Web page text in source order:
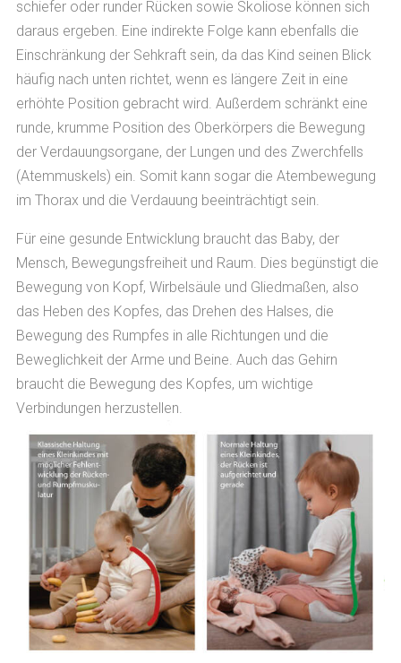
schiefer oder runder Rücken sowie Skoliose können sich
daraus ergeben. Eine indirekte Folge kann ebenfalls die
Einschränkung der Sehkraft sein, da das Kind seinen Blick
häufig nach unten richtet, wenn es längere Zeit in eine
erhöhte Position gebracht wird. Außerdem schränkt eine
runde, krumme Position des Oberkörpers die Bewegung
der Verdauungsorgane, der Lungen und des Zwerchfells
(Atemmuskels) ein. Somit kann sogar die Atembewegung
im Thorax und die Verdauung beeinträchtigt sein.
Für eine gesunde Entwicklung braucht das Baby, der
Mensch, Bewegungsfreiheit und Raum. Dies begünstigt die
Bewegung von Kopf, Wirbelsäule und Gliedmaßen, also
das Heben des Kopfes, das Drehen des Halses, die
Bewegung des Rumpfes in alle Richtungen und die
Beweglichkeit der Arme und Beine. Auch das Gehirn
braucht die Bewegung des Kopfes, um wichtige
Verbindungen herzustellen.